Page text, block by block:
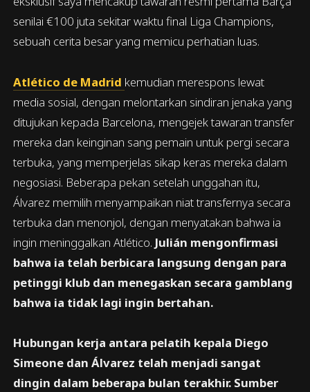
senilai €100 juta sekitar waktu final Liga Champions,
sebuah cerita besar yang memicu perhatian luas.
Atlético de Madrid kemudian merespons lewat
media sosial, dengan melontarkan sindiran jenaka yang
ditujukan kepada Barcelona, mengejek tawaran transfer
mereka dan keinginan sang pemain untuk pergi secara
terbuka, yang memperjelas sikap keras mereka dalam
negosiasi. Beberapa pekan setelah unggahan itu,
Álvarez memilih menyampaikan niat transfernya secara
terbuka dan menonjol, dengan menyatakan bahwa ia
ingin meninggalkan Atlético. Julián mengonfirmasi
bahwa ia telah berbicara langsung dengan para
petinggi klub dan menegaskan secara gamblang
bahwa ia tidak lagi ingin bertahan.
Hubungan kerja antara pelatih kepala Diego
Simeone dan Álvarez telah menjadi sangat
dingin dalam beberapa bulan terakhir. Sumber